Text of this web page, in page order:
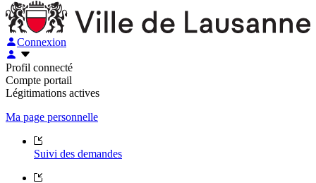
Connexion
Profil connecté
Compte portail
Légitimations actives
Ma page personnelle
Suivi des demandes